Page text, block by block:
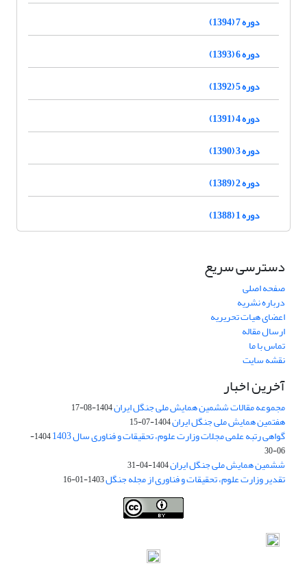
دوره 7 (1394)
دوره 6 (1393)
دوره 5 (1392)
دوره 4 (1391)
دوره 3 (1390)
دوره 2 (1389)
دوره 1 (1388)
دسترسی سریع
صفحه اصلی
درباره نشریه
اعضای هیات تحریریه
ارسال مقاله
تماس با ما
نقشه سایت
آخرین اخبار
مجموعه مقالات ششمین همایش ملی جنگل ایران1404-08-17
هفتمین همایش ملی جنگل ایران1404-07-15
گواهی رتبه علمی مجلات وزارت علوم، تحقیقات و فناوری سال 1403
1404-
06-30
ششمین همایش ملی جنگل ایران1404-04-31
تقدیر وزارت علوم، تحقیقات و فناوری از مجله جنگل1403-01-16